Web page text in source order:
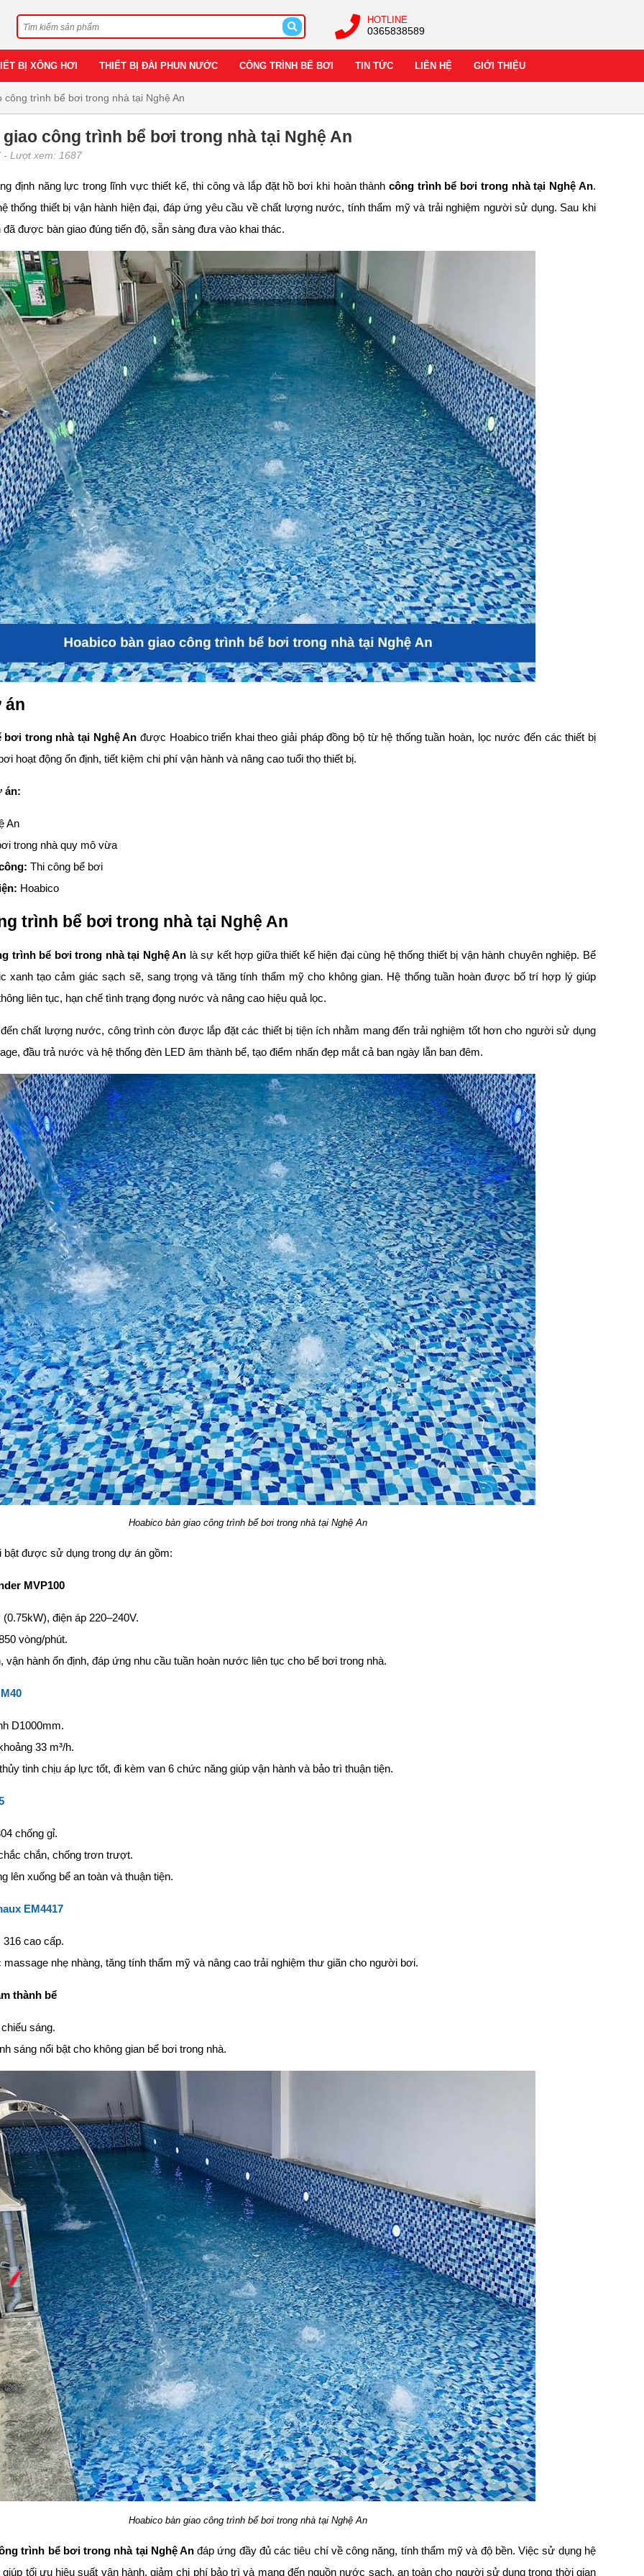
HOTLINE
0365838589
BỊ XÔNG HƠI THIẾT BỊ ĐÀI PHUN NƯỚC CÔNG TRÌNH BỂ BƠI TIN TỨC LIÊN HỆ GIỚI THIỆU
công trình bể bơi trong nhà tại Nghệ An
công trình bể bơi trong nhà tại Nghệ An
- Lượt xem: 1687
định năng lực trong lĩnh vực thiết kế, thi công và lắp đặt hồ bơi khi hoàn thànhcông trình bể bơi trong nhà tại Nghệ An.
thống thiết bị vận hành hiện đại, đáp ứng yêu cầu về chất lượng nước, tính thẩm mỹ và trải nghiệm người sử dụng. Sau khi
đã được bàn giao đúng tiến độ, sẵn sàng đưa vào khai thác.
án
bơi trong nhà tại Nghệ An được Hoabico triển khai theo giải pháp đồng bộ từ hệ thống tuần hoàn, lọc nước đến các thiết bị
hoạt động ổn định, tiết kiệm chi phí vận hành và nâng cao tuổi thọ thiết bị.
án:
An
trong nhà quy mô vừa
Thi công bể bơi
Hoabico
trình bể bơi trong nhà tại Nghệ An
trình bể bơi trong nhà tại Nghệ An là sự kết hợp giữa thiết kế hiện đại cùng hệ thống thiết bị vận hành chuyên nghiệp. Bể
xanh tạo cảm giác sạch sẽ, sang trọng và tăng tính thẩm mỹ cho không gian. Hệ thống tuần hoàn được bố trí hợp lý giúp
liên tục, hạn chế tình trạng đọng nước và nâng cao hiệu quả lọc.
chất lượng nước, công trình còn được lắp đặt các thiết bị tiện ích nhằm mang đến trải nghiệm tốt hơn cho người sử dụng
đầu trả nước và hệ thống đèn LED âm thành bể, tạo điểm nhấn đẹp mắt cả ban ngày lẫn ban đêm.
Hoabico bàn giao công trình bể bơi trong nhà tại Nghệ An
bật được sử dụng trong dự án gồm:
MVP100
điện áp 220–240V.
vòng/phút.
vận hành ổn định, đáp ứng nhu cầu tuần hoàn nước liên tục cho bể bơi trong nhà.
D1000mm.
33 m³/h.
tinh chịu áp lực tốt, đi kèm van 6 chức năng giúp vận hành và bảo trì thuận tiện.
chống gỉ.
chắn, chống trơn trượt.
lên xuống bể an toàn và thuận tiện.
EM4417
cao cấp.
nhẹ nhàng, tăng tính thẩm mỹ và nâng cao trải nghiệm thư giãn cho người bơi.
thành bể
sáng.
sáng nổi bật cho không gian bể bơi trong nhà.
Hoabico bàn giao công trình bể bơi trong nhà tại Nghệ An
trình bể bơi trong nhà tại Nghệ An đáp ứng đầy đủ các tiêu chí về công năng, tính thẩm mỹ và độ bền. Việc sử dụng hệ
giúp tối ưu hiệu suất vận hành, giảm chi phí bảo trì và mang đến nguồn nước sạch, an toàn cho người sử dụng trong thời gian